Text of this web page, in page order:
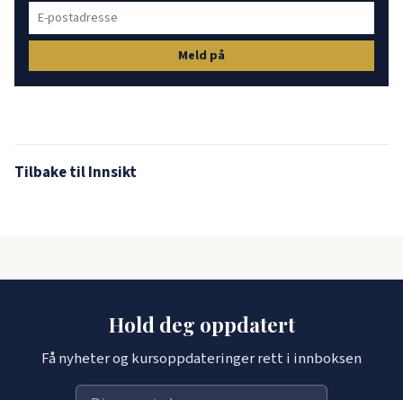
Meld på
Tilbake til Innsikt
Hold deg oppdatert
Få nyheter og kursoppdateringer rett i innboksen